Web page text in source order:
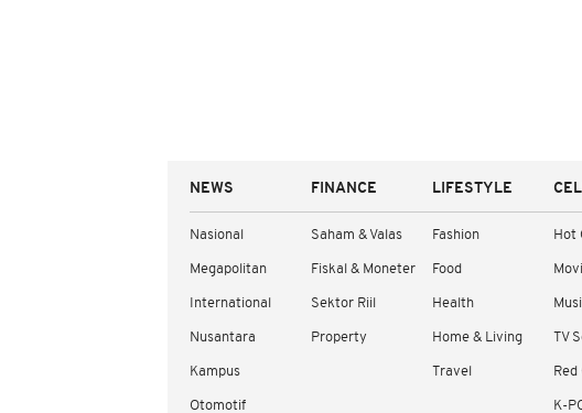
NEWS
Nasional
Megapolitan
International
Nusantara
Kampus
Otomotif
FINANCE
Saham & Valas
Fiskal & Moneter
Sektor Riil
Property
LIFESTYLE
Fashion
Food
Health
Home & Living
Travel
Hot
TV
K-